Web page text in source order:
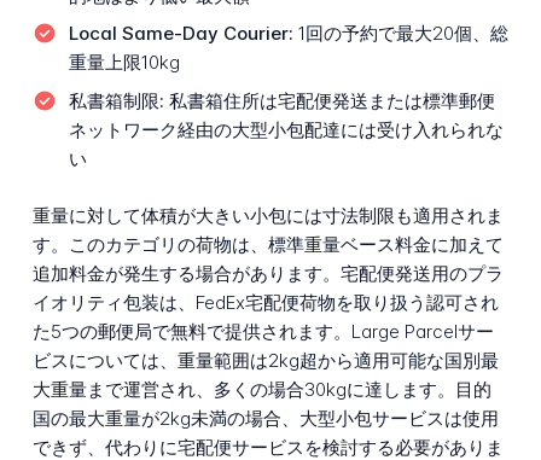
Local Same-Day Courier: 1回の予約で最大20個、総
重量上限10kg
私書箱制限: 私書箱住所は宅配便発送または標準郵便
ネットワーク経由の大型小包配達には受け入れられな
い
重量に対して体積が大きい小包には寸法制限も適用されま
す。このカテゴリの荷物は、標準重量ベース料金に加えて
追加料金が発生する場合があります。宅配便発送用のプラ
イオリティ包装は、FedEx宅配便荷物を取り扱う認可され
た5つの郵便局で無料で提供されます。Large Parcelサー
ビスについては、重量範囲は2kg超から適用可能な国別最
大重量まで運営され、多くの場合30kgに達します。目的
国の最大重量が2kg未満の場合、大型小包サービスは使用
できず、代わりに宅配便サービスを検討する必要がありま